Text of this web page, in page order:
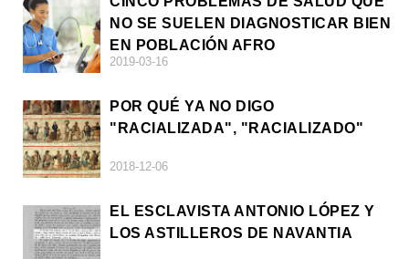
NO SE SUELEN DIAGNOSTICAR BIEN
EN POBLACIÓN AFRO
2019-03-16
POR QUÉ YA NO DIGO
"RACIALIZADA", "RACIALIZADO"
2018-12-06
EL ESCLAVISTA ANTONIO LÓPEZ Y
LOS ASTILLEROS DE NAVANTIA